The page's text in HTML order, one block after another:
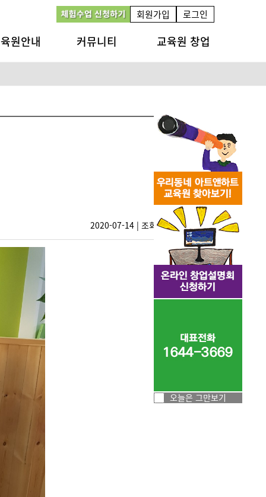
회원가입 로그인
원안내 커뮤니티 교육원 창업
오늘은 그만보기
2020-07-14 | 조회수 2243 0